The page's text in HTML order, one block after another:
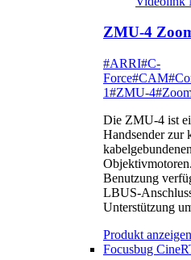
ZMU-4
#ARRI#C-
Force#CAM
1#ZMU-4
Die ZMU-4 ist
Handsender zur
Benutzung
LBUS-
Unterstützung
Produkt anzeigen
Focusbug